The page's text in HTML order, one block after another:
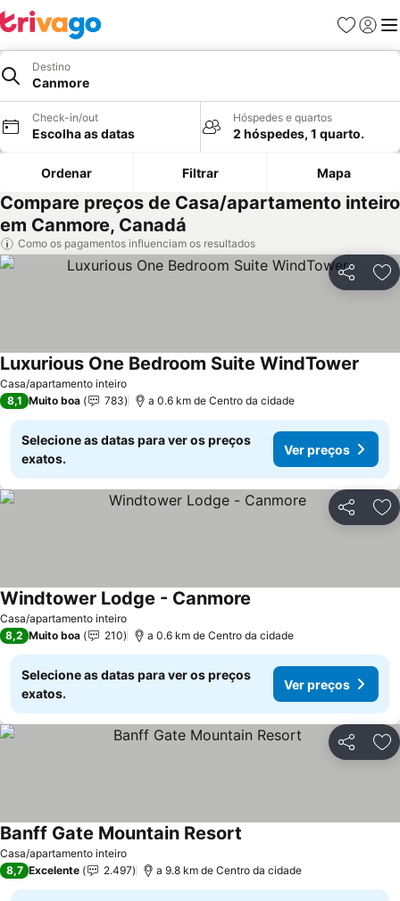
Favoritos
Iniciar
Destino
Canmore
Check-in/out
Escolha as datas
Hóspedes e quartos
2 hóspedes, 1 quarto.
Ordenar Filtrar Mapa
Compare preços de Casa/apartamento inteiro
em Canmore, Canadá
Como os pagamentos influenciam os resultados
Partilhar
Casa/apartamento inteiro
Luxurious One Bedroom Suite WindTower
8,1 Muito boa 783 a 0.6 km de Centro da cidade
Selecione as datas para ver os preços
exatos.
Ver preços
Partilhar
Casa/apartamento inteiro
Windtower Lodge - Canmore
8,2 Muito boa 210 a 0.6 km de Centro da cidade
Selecione as datas para ver os preços
exatos.
Ver preços
Partilhar
Casa/apartamento inteiro
Banff Gate Mountain Resort
8,7 Excelente 2.497 a 9.8 km de Centro da cidade